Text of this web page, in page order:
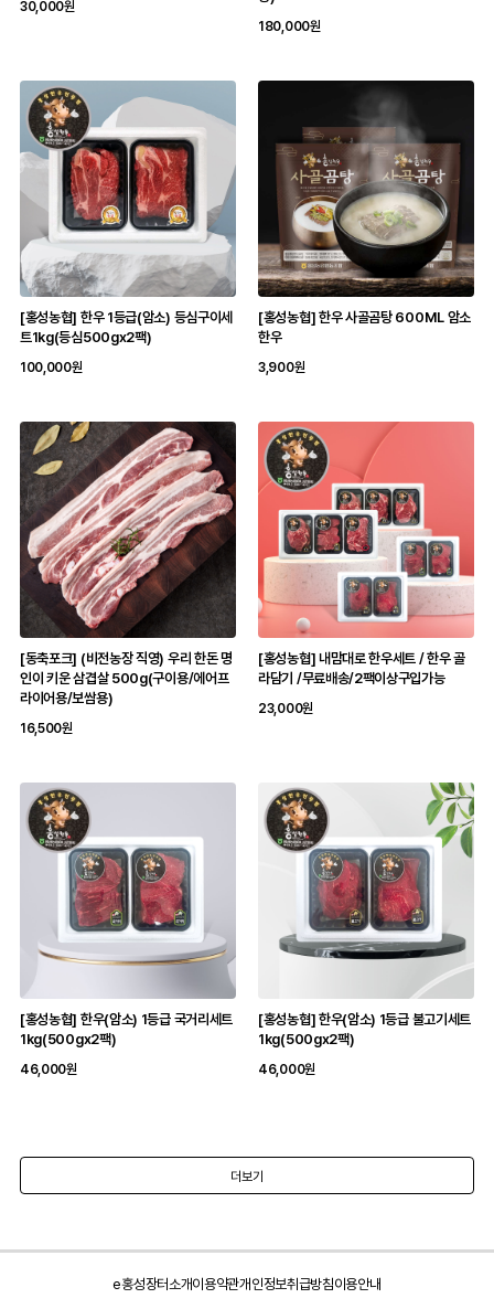
30,000원
180,000원
[홍성농협] 한우 1등급(암소) 등심구이세
트1kg(등심500gx2팩)
100,000원
[홍성농협] 한우 사골곰탕 600ML 암소
한우
3,900원
[동축포크] (비전농장 직영) 우리 한돈 명
인이 키운 삼겹살 500g(구이용/에어프
라이어용/보쌈용)
16,500원
[홍성농협] 내맘대로 한우세트 / 한우 골
라담기 /무료배송/2팩이상구입가능
23,000원
[홍성농협] 한우(암소) 1등급 국거리세트
1kg(500gx2팩)
46,000원
[홍성농협] 한우(암소) 1등급 불고기세트
1kg(500gx2팩)
46,000원
더보기
e홍성장터소개이용약관개인정보취급방침이용안내